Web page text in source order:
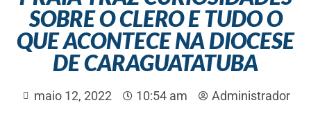
SOBRE O CLERO E TUDO O
QUE ACONTECE NA DIOCESE
DE CARAGUATATUBA
maio 12, 2022 10:54 am Administrador